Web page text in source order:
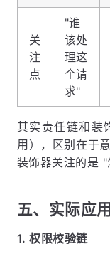
关
注
点
"谁
该处
理这
个请
求"
其实责任链和装
用），区别在于
装饰器关注的是 "
五、实际应
1. 权限校验链